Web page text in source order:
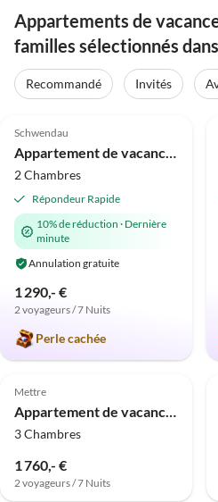
Appartements de
familles sélectionnés
Recommandé Invités
Meilleure
Annonce
Schwendau
Appartement de vacances Ne m'oubliez pas
2 Chambres
Répondeur Rapide
10% de réduction · Dernière
minute
Annulation gratuite
1 290,- €
2 voyageurs / 7 Nuits
Perle cachée
Annonce
4.5 (1)
Mettre
Appartement de vacances Gart - Appartements Sonnseitn
3 Chambres
1 760,- €
2 voyageurs / 7 Nuits